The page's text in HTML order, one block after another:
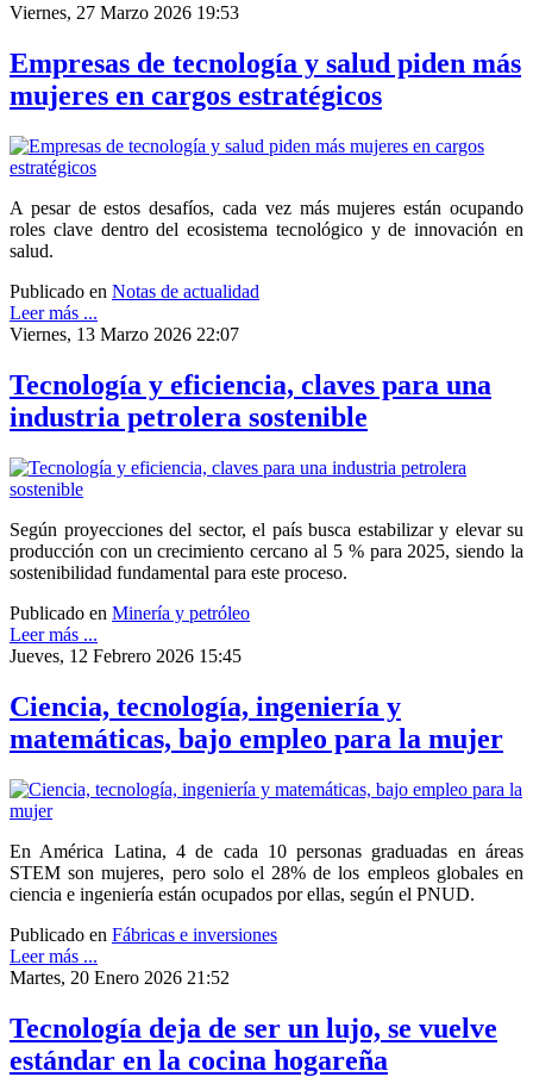
Viernes, 27 Marzo 2026 19:53
Empresas de tecnología y salud piden más
mujeres en cargos estratégicos
A pesar de estos desafíos, cada vez más mujeres están ocupando
roles clave dentro del ecosistema tecnológico y de innovación en
salud.
Publicado en Notas de actualidad
Leer más ...
Viernes, 13 Marzo 2026 22:07
Tecnología y eficiencia, claves para una
industria petrolera sostenible
Según proyecciones del sector, el país busca estabilizar y elevar su
producción con un crecimiento cercano al 5 % para 2025, siendo la
sostenibilidad fundamental para este proceso.
Publicado en Minería y petróleo
Leer más ...
Jueves, 12 Febrero 2026 15:45
Ciencia, tecnología, ingeniería y
matemáticas, bajo empleo para la mujer
En América Latina, 4 de cada 10 personas graduadas en áreas
STEM son mujeres, pero solo el 28% de los empleos globales en
ciencia e ingeniería están ocupados por ellas, según el PNUD.
Publicado en Fábricas e inversiones
Leer más ...
Martes, 20 Enero 2026 21:52
Tecnología deja de ser un lujo, se vuelve
estándar en la cocina hogareña